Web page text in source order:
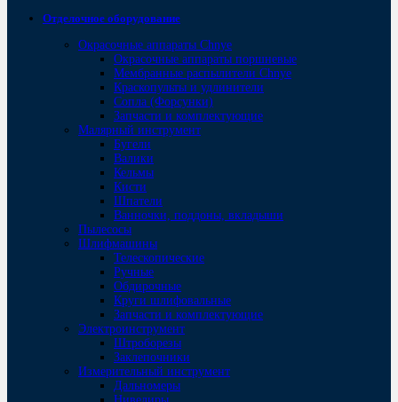
Отделочное оборудование
Окрасочные аппараты Chnye
Окрасочные аппараты поршневые
Мембранные распылители Chnye
Краскопульты и удлинители
Сопла (Форсунки)
Запчасти и комплектующие
Малярный инструмент
Бугели
Валики
Кельмы
Кисти
Шпатели
Ванночки, поддоны, вкладыши
Пылесосы
Шлифмашины
Телескопические
Ручные
Обдирочные
Круги шлифовальные
Запчасти и комплектующие
Электроинструмент
Штроборезы
Заклепочники
Измерительный инструмент
Дальномеры